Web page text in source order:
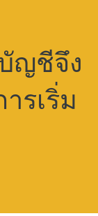
ญชีจึง
รเริ่ม